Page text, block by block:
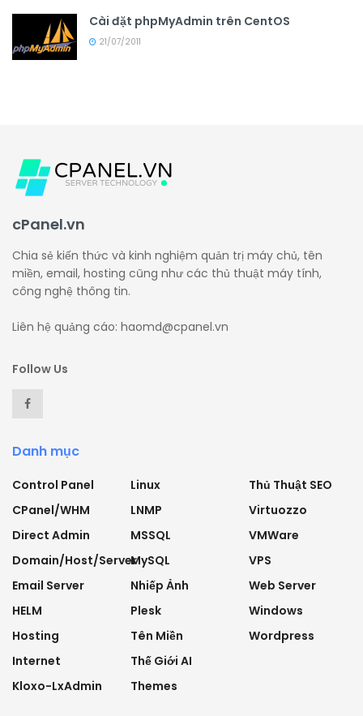
Cài đặt phpMyAdmin trên CentOS
21/07/2011
cPanel.vn
Chia sẻ kiến thức và kinh nghiệm quản trị máy chủ, tên
miền, email, hosting cũng như các thủ thuật máy tính,
công nghệ thông tin.
Liên hệ quảng cáo: haomd@cpanel.vn
Follow Us
Danh mục
Control Panel
CPanel/WHM
Direct Admin
Domain/Host/Server
Email Server
HELM
Hosting
Internet
Kloxo-LxAdmin
Linux
LNMP
MSSQL
MySQL
Nhiếp Ảnh
Plesk
Tên Miền
Thế Giới AI
Themes
Thủ Thuật SEO
Virtuozzo
VMWare
VPS
Web Server
Windows
Wordpress